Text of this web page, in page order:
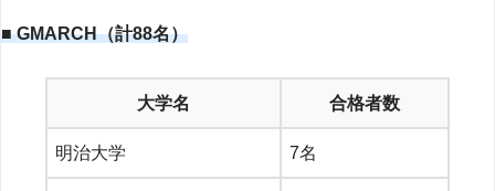
■ GMARCH（計88名）
大学名 合格者数
明治大学 7名